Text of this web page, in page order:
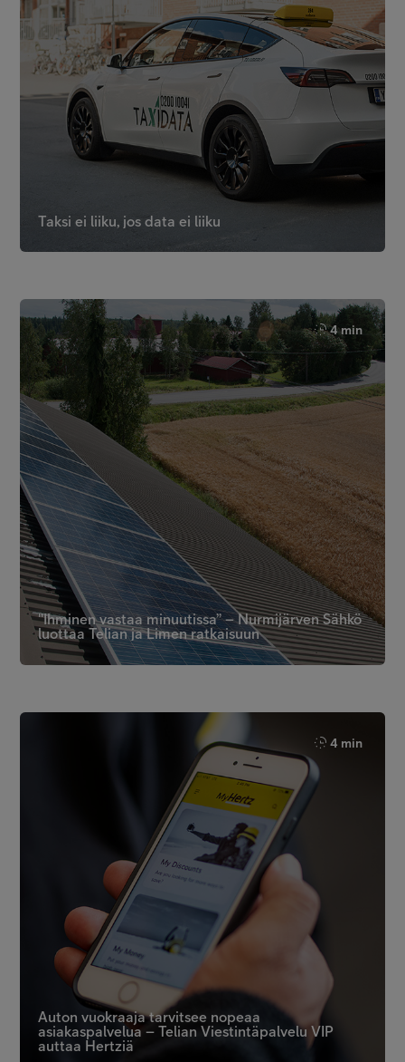
Taksi ei liiku, jos data ei liiku
4 min
"Ihminen vastaa minuutissa” – Nurmijärven Sähkö
luottaa Telian ja Limen ratkaisuun
4 min
Auton vuokraaja tarvitsee nopeaa
asiakaspalvelua – Telian Viestintäpalvelu VIP
auttaa Hertziä